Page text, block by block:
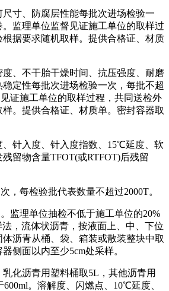
尺寸、防腐层性能每批次进场检验一
。监理单位监督见证施工单位的取样过
据要求随机取样。提供合格证、材质
度、不干胎干燥时间、抗压强度、耐磨
定性每批次进场检验一次，每批不超
证施工单位的取样过程，共同送检外
。提供合格证、材质单。密封容器取
、针入度、针入度指数、15℃延度、软
留物含量TFOT(或RTFOT)后残留
，每检验批代表数量不超过2000T。
监理单位抽检不低于施工单位的20%
法，流体状沥青，按液面上、中、下位
沥青从桶、袋、箱装或散装整块中取
侧面以内至少5cm处采样。
化沥青用塑料桶取5L，其他沥青用
。溶解度、闪燃点、10℃延度、